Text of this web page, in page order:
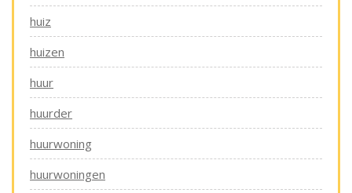
huiz
huizen
huur
huurder
huurwoning
huurwoningen